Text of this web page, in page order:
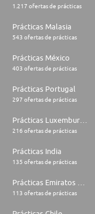
1.217 ofertas de prácticas
Prácticas Malasia
543 ofertas de prácticas
Prácticas México
403 ofertas de prácticas
Prácticas Portugal
297 ofertas de prácticas
Prácticas Luxemburgo
216 ofertas de prácticas
Prácticas India
135 ofertas de prácticas
113 ofertas de prácticas